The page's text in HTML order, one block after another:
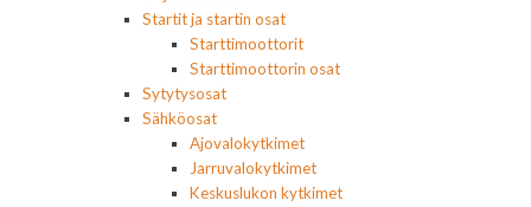
Startit ja startin osat
Starttimoottorit
Starttimoottorin osat
Sytytysosat
Sähköosat
Ajovalokytkimet
Jarruvalokytkimet
Keskuslukon kytkimet